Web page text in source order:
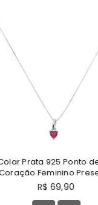
Prata 925 Ponto
Feminino
Preço
R$ 69,90